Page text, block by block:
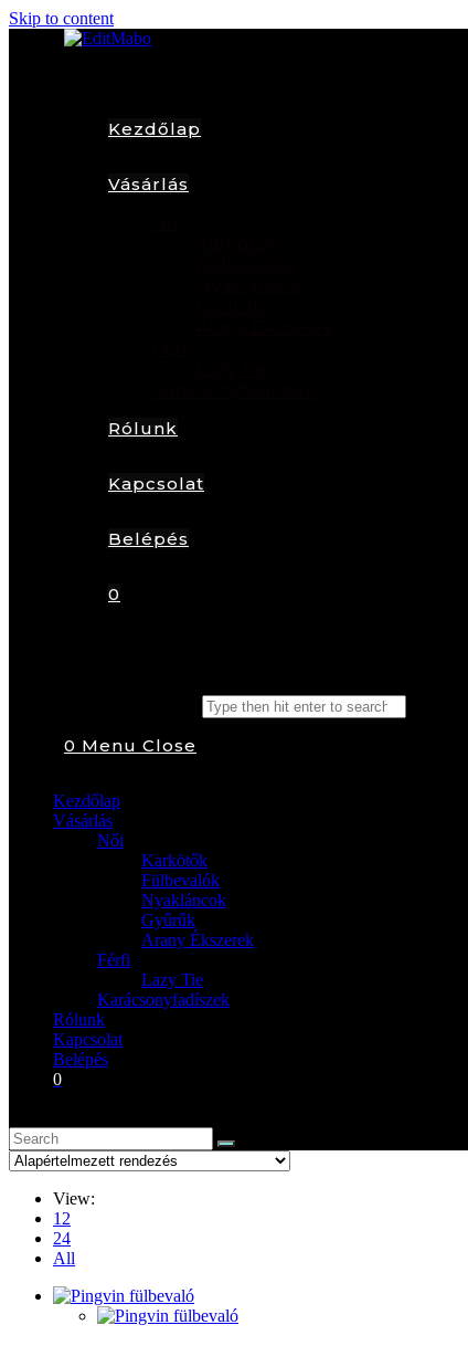
Skip to content
Kezdőlap
Vásárlás
Rólunk
Kapcsolat
Belépés
0
0 Menu Close
Kezdőlap
Vásárlás
Női
Karkötők
Fülbevalók
Nyakláncok
Gyűrűk
Arany Ékszerek
Férfi
Lazy Tie
Karácsonyfadíszek
Rólunk
Kapcsolat
Belépés
0
View:
12
24
All